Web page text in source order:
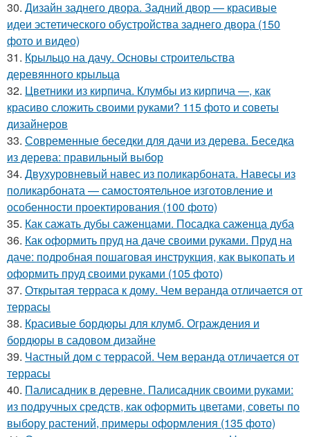
30. Дизайн заднего двора. Задний двор — красивые
идеи эстетического обустройства заднего двора (150
фото и видео)
31. Крыльцо на дачу. Основы строительства
деревянного крыльца
32. Цветники из кирпича. Клумбы из кирпича —, как
красиво сложить своими руками? 115 фото и советы
дизайнеров
33. Современные беседки для дачи из дерева. Беседка
из дерева: правильный выбор
34. Двухуровневый навес из поликарбоната. Навесы из
поликарбоната — самостоятельное изготовление и
особенности проектирования (100 фото)
35. Как сажать дубы саженцами. Посадка саженца дуба
36. Как оформить пруд на даче своими руками. Пруд на
даче: подробная пошаговая инструкция, как выкопать и
оформить пруд своими руками (105 фото)
37. Открытая терраса к дому. Чем веранда отличается от
террасы
38. Красивые бордюры для клумб. Ограждения и
бордюры в садовом дизайне
39. Частный дом с террасой. Чем веранда отличается от
террасы
40. Палисадник в деревне. Палисадник своими руками:
из подручных средств, как оформить цветами, советы по
выбору растений, примеры оформления (135 фото)